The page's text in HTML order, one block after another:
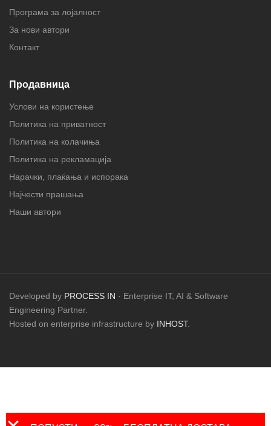
Програма за лојалност
За нови автори
Контакт
Продавница
Услови на користење
Политика на приватност
Политика на колачиња
Политика на рекламација
Нарачки, плаќања и испорака
Најчести прашања
Наши автори
Developed by PROCESS IN · Enterprise IT, AI & Software
Engineering Partner.
Hosted on enterprise infrastructure by INHOST.